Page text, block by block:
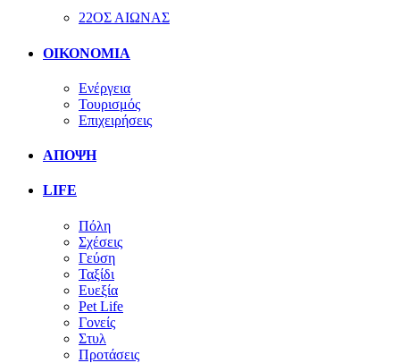
22ΟΣ ΑΙΩΝΑΣ
ΟΙΚΟΝΟΜΙΑ
Ενέργεια
Τουρισμός
Επιχειρήσεις
ΑΠΟΨΗ
LIFE
Πόλη
Σχέσεις
Γεύση
Ταξίδι
Ευεξία
Pet Life
Γονείς
Στυλ
Προτάσεις